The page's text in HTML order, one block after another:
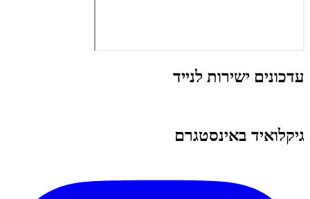
עדכונים ישירות לנייד
גיקלואיד באינסטגרם